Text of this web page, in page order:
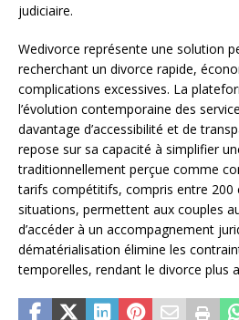
judiciaire.
Wedivorce représente une solution
recherchant un divorce rapide,
complications excessives. La
l’évolution contemporaine des
davantage d’accessibilité et de
repose sur sa capacité à simplifier
traditionnellement perçue comme
tarifs compétitifs, compris entre 200
situations, permettent aux couples
d’accéder à un accompagnement
dématérialisation élimine les
temporelles, rendant le divorce plus